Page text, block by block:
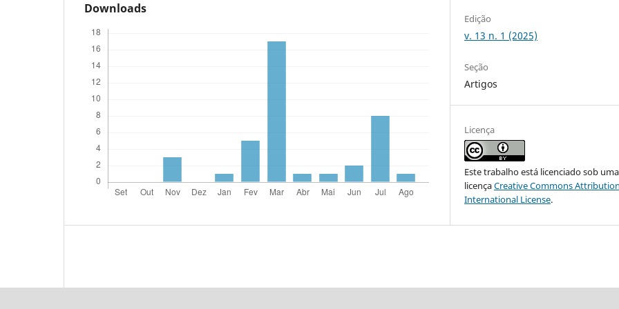
Downloads
Edição
v. 13 n. 1 (2025)
Seção
Artigos
Licença
Este trabalho está licenciado sob uma
licençaCreative Commons
International License.